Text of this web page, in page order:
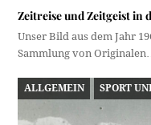
Zeitreise und Zeitgeist in
Unser Bild aus dem Jahr
Sammlung von
ALLGEMEIN SPORT